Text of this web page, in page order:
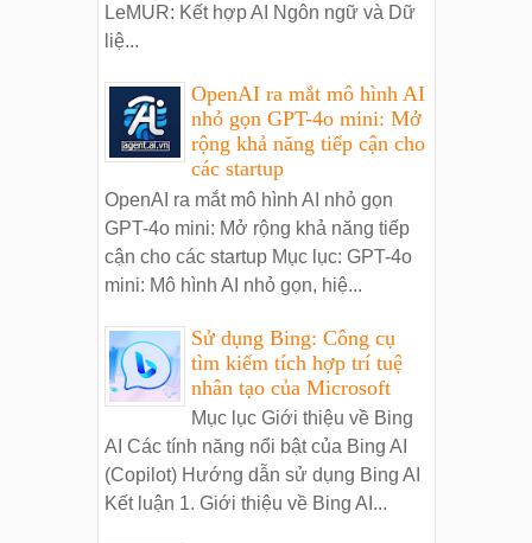
LeMUR: Kết hợp AI Ngôn ngữ và Dữ
liệ...
OpenAI ra mắt mô hình AI
nhỏ gọn GPT-4o mini: Mở
rộng khả năng tiếp cận cho
các startup
OpenAI ra mắt mô hình AI nhỏ gọn
GPT-4o mini: Mở rộng khả năng tiếp
cận cho các startup Mục lục: GPT-4o
mini: Mô hình AI nhỏ gọn, hiệ...
Sử dụng Bing: Công cụ
tìm kiếm tích hợp trí tuệ
nhân tạo của Microsoft
Mục lục Giới thiệu về Bing
AI Các tính năng nổi bật của Bing AI
(Copilot) Hướng dẫn sử dụng Bing AI
Kết luận 1. Giới thiệu về Bing AI...